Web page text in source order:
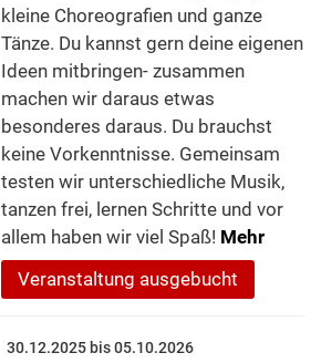
kleine Choreografien und ganze
Tänze. Du kannst gern deine eigenen
Ideen mitbringen- zusammen
machen wir daraus etwas
besonderes daraus. Du brauchst
keine Vorkenntnisse. Gemeinsam
testen wir unterschiedliche Musik,
tanzen frei, lernen Schritte und vor
allem haben wir viel Spaß! Mehr
Veranstaltung ausgebucht
30.12.2025 bis 05.10.2026